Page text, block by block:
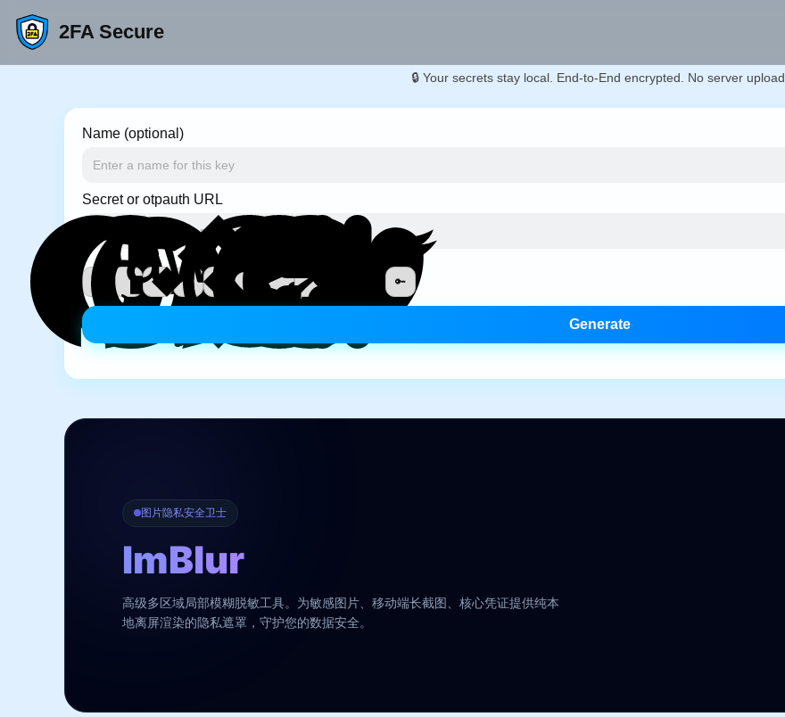
2FA Secure
🔒 Your secrets stay local. End-to-End encrypted. No server upload.
Name (optional)
Secret or otpauth URL
🔑
Generate
图片隐私安全卫士
ImBlur
高级多区域局部模糊脱敏工具。为敏感图片、移动端长截图、核心凭证提供纯本
地离屏渲染的隐私遮罩，守护您的数据安全。